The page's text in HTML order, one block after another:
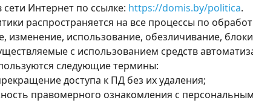
сети Интернет по ссылке: https://domis.by/politica.
распространяется на все процессы по
изменение, использование, обезличивание,
с использованием средств
следующие термины:
доступа к ПД без их удаления;
правомерного ознакомления с